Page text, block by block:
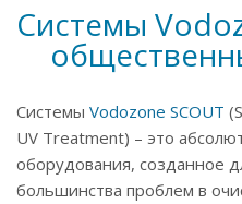
Системы
Системы Vodozone SCOUT
UV Treatment) – это
оборудования, созданное
большинства проблем в